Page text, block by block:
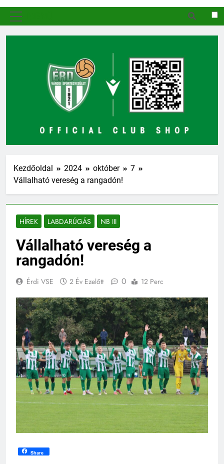
Kezdőoldal 2024 október
7
Vállalható vereség a rangadón!
HÍREK LABDARÚGÁS NB III
Vállalható vereség a
rangadón!
Érdi VSE 2 Év Ezelőtt 0 12 Perc
Share